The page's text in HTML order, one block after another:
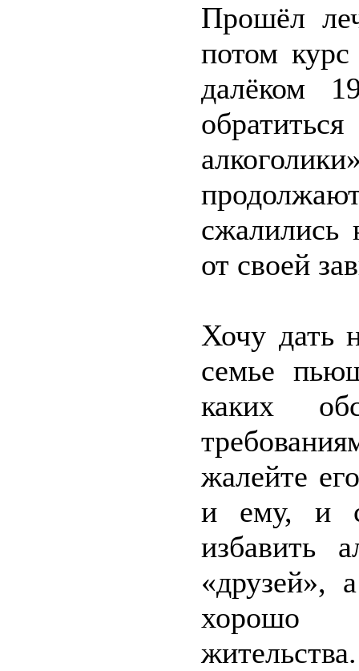
Прошёл
потом
далёком
сжалились
от своей
Хочу дать
семье
каких
жалейте
и ему, и
избавить
«друзей»,
хорошо
жительства.